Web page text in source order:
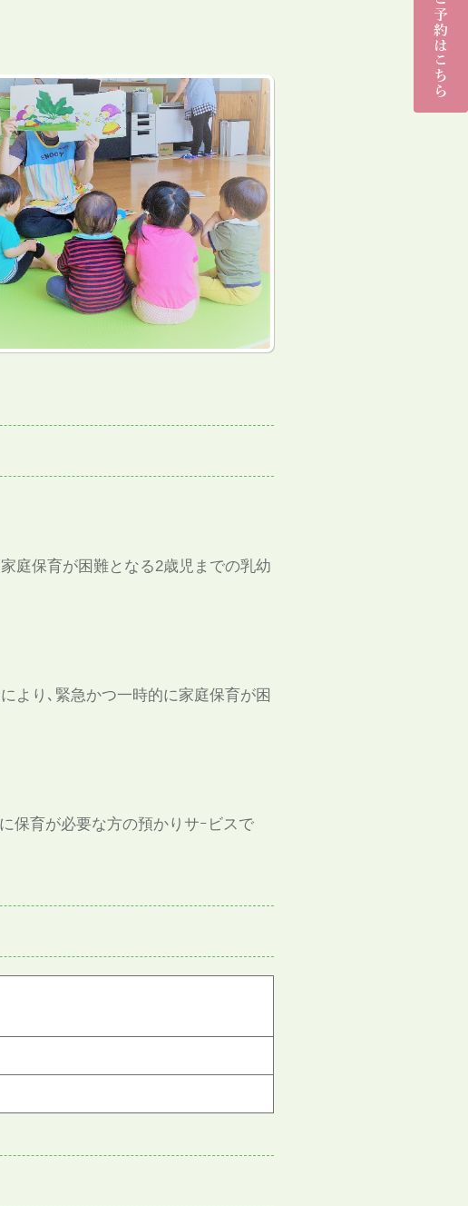
庭保育が困難となる2歳児までの乳幼
より､緊急かつ一時的に家庭保育が困
保育が必要な方の預かりサｰビスで